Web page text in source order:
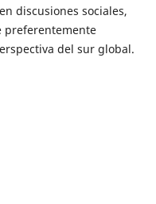
discusiones sociales,
preferentemente
del sur global.